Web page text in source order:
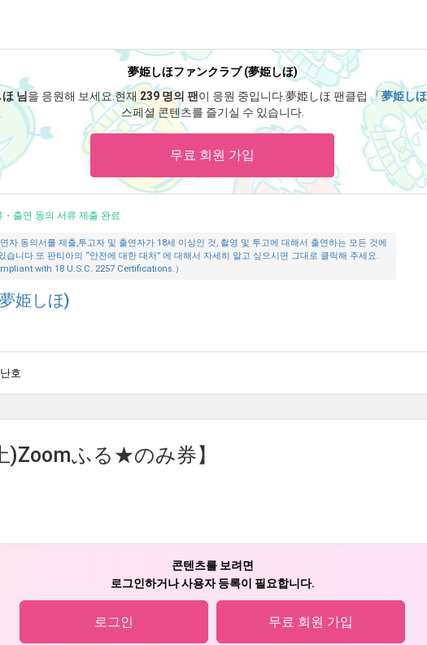
夢姫しほファンクラブ (夢姫しほ)
님을 응원해 보세요.현재 239 명의 팬 이 응원 중입니다.夢姫しほ 팬클럽 「夢姫しほ
스페셜 콘텐츠를 즐기실 수 있습니다.
무료 회원 가입
・출연 동의 서류 제출 완료
자 동의서를 제출,투고자 및 출연자가 18세 이상인 것, 촬영 및 투고에 대해서 출연하는 모든 것에
니다.또 판티아의 “안전에 대한 대처” 에 대해서 자세히 알고 싶으시면 그대로 클릭해 주세요.
with 18 U.S.C. 2257 Certifications.）
姫しほ)
호
ふる★のみ券】
콘텐츠를 보려면
로그인하거나 사용자 등록이 필요합니다.
로그인 무료 회원 가입